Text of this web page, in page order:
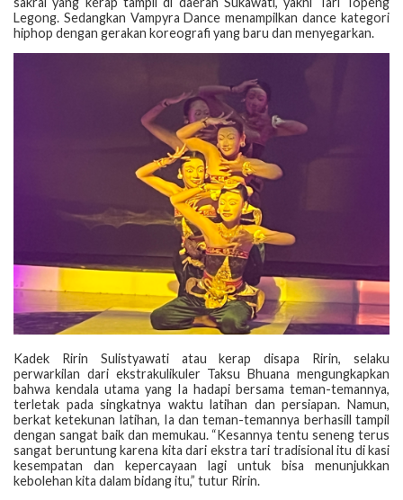
Legong. Sedangkan Vampyra Dance menampilkan dance kategori
hiphop dengan gerakan koreografi yang baru dan menyegarkan.
Kadek Ririn Sulistyawati atau kerap disapa Ririn, selaku
perwarkilan dari ekstrakulikuler Taksu Bhuana mengungkapkan
bahwa kendala utama yang Ia hadapi bersama teman-temannya,
terletak pada singkatnya waktu latihan dan persiapan. Namun,
berkat ketekunan latihan, Ia dan teman-temannya berhasill tampil
dengan sangat baik dan memukau. “Kesannya tentu seneng terus
sangat beruntung karena kita dari ekstra tari tradisional itu di kasi
kesempatan dan kepercayaan lagi untuk bisa menunjukkan
kebolehan kita dalam bidang itu,” tutur Ririn.